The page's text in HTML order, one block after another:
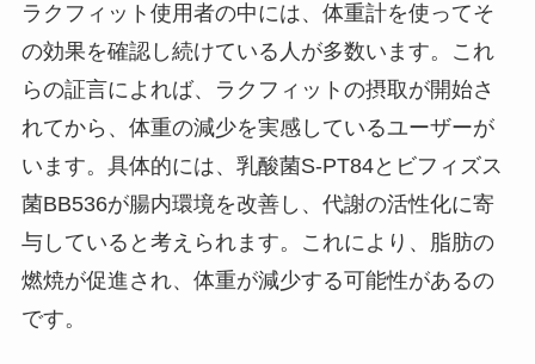
ラクフィット使用者の中には、体重計を使ってそ
の効果を確認し続けている人が多数います。これ
らの証言によれば、ラクフィットの摂取が開始さ
れてから、体重の減少を実感しているユーザーが
います。具体的には、乳酸菌S-PT84とビフィズス
菌BB536が腸内環境を改善し、代謝の活性化に寄
与していると考えられます。これにより、脂肪の
燃焼が促進され、体重が減少する可能性があるの
です。